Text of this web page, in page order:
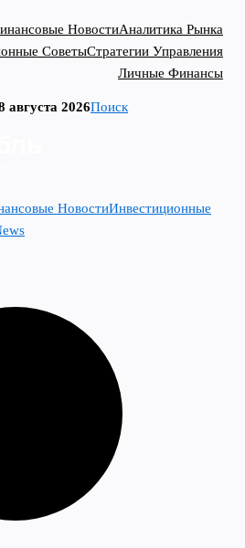
НовостиАналитика Рынка
СоветыСтратегии Управления
Личные Финансы
августа 2026Поиск
НовостиИнвестиционные